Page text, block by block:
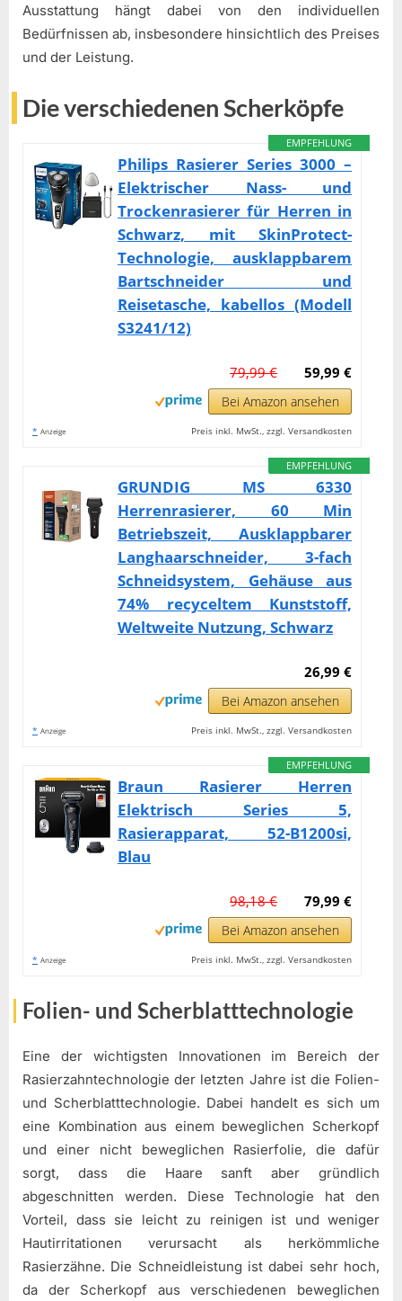
Ausstattung hängt dabei von den individuellen
Bedürfnissen ab, insbesondere hinsichtlich des Preises
und der Leistung.
Die verschiedenen Scherköpfe
EMPFEHLUNG
Philips Rasierer Series 3000 –
Elektrischer Nass- und
Trockenrasierer für Herren in
Schwarz, mit SkinProtect-
Technologie, ausklappbarem
Bartschneider und
Reisetasche, kabellos (Modell
S3241/12)
59,99 €
79,99 €
Bei Amazon ansehen
* Anzeige Preis inkl. MwSt., zzgl. Versandkosten
EMPFEHLUNG
GRUNDIG MS 6330
Herrenrasierer, 60 Min
Betriebszeit, Ausklappbarer
Langhaarschneider, 3-fach
Schneidsystem, Gehäuse aus
74% recyceltem Kunststoff,
Weltweite Nutzung, Schwarz
26,99 €
Bei Amazon ansehen
* Anzeige Preis inkl. MwSt., zzgl. Versandkosten
EMPFEHLUNG
Braun Rasierer Herren
Elektrisch Series 5,
Rasierapparat, 52-B1200si,
Blau
79,99 €
98,18 €
Bei Amazon ansehen
* Anzeige Preis inkl. MwSt., zzgl. Versandkosten
Folien- und Scherblatttechnologie
Eine der wichtigsten Innovationen im Bereich der
Rasierzahntechnologie der letzten Jahre ist die Folien-
und Scherblatttechnologie. Dabei handelt es sich um
eine Kombination aus einem beweglichen Scherkopf
und einer nicht beweglichen Rasierfolie, die dafür
sorgt, dass die Haare sanft aber gründlich
abgeschnitten werden. Diese Technologie hat den
Vorteil, dass sie leicht zu reinigen ist und weniger
Hautirritationen verursacht als herkömmliche
Rasierzähne. Die Schneidleistung ist dabei sehr hoch,
da der Scherkopf aus verschiedenen beweglichen